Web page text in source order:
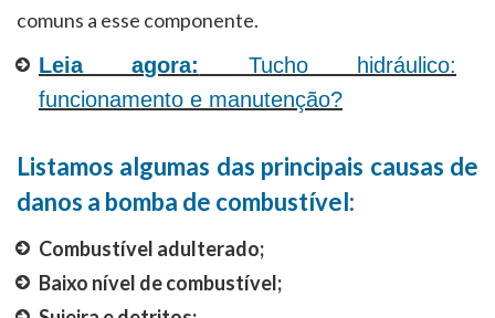
comuns a esse componente.
Leia agora:
Tucho hidráulico:
funcionamento e manutenção?
Listamos algumas das principais causas de
danos a bomba de combustível:
Combustível adulterado;
Baixo nível de combustível;